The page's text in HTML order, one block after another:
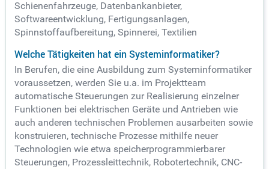
Schienenfahrzeuge, Datenbankanbieter,
Softwareentwicklung, Fertigungsanlagen,
Spinnstoffaufbereitung, Spinnerei, Textilien
Welche Tätigkeiten hat ein Systeminformatiker?
In Berufen, die eine Ausbildung zum Systeminformatiker
voraussetzen, werden Sie u.a. im Projektteam
automatische Steuerungen zur Realisierung einzelner
Funktionen bei elektrischen Geräte und Antrieben wie
auch anderen technischen Problemen ausarbeiten sowie
konstruieren, technische Prozesse mithilfe neuer
Technologien wie etwa speicherprogrammierbarer
Steuerungen, Prozessleittechnik, Robotertechnik, CNC-